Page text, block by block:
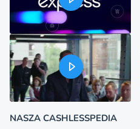
NASZA CASHLESSPEDIA